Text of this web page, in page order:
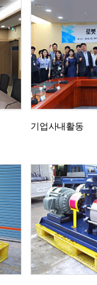
기업사내활동